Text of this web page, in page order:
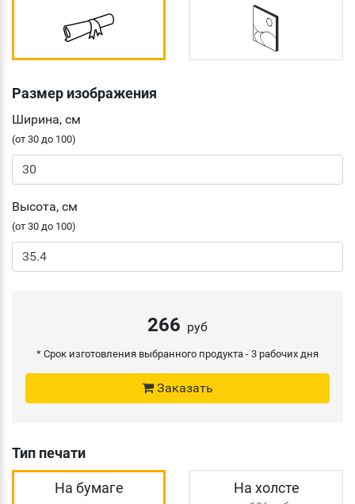
Размер изображения
Ширина, см
(от 30 до 100)
Высота, см
(от 30 до 100)
266 руб
* Срок изготовления выбранного продукта - 3 рабочих дня
Заказать
Тип печати
На бумаге На холсте